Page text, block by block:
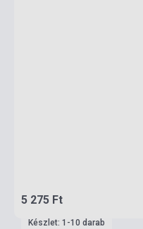
5 275 Ft
Készlet: 1-10 darab